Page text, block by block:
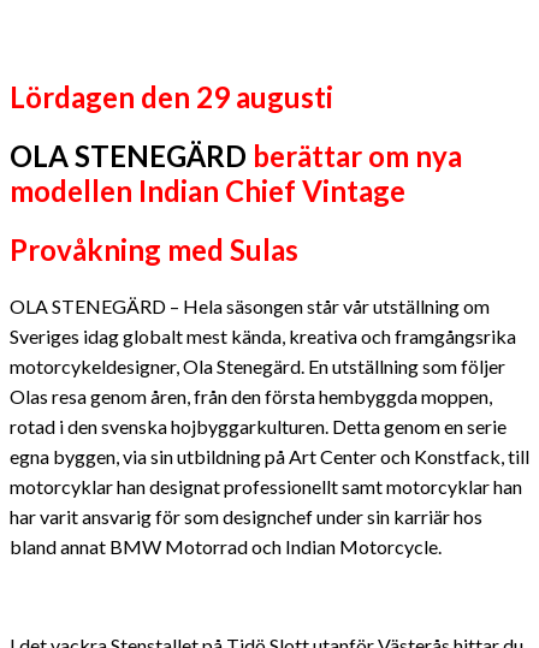
Lördagen den 29 augusti
OLA STENEGÄRD berättar om nya
modellen Indian Chief Vintage
Provåkning med Sulas
OLA STENEGÄRD – Hela säsongen står vår utställning om
Sveriges idag globalt mest kända, kreativa och framgångsrika
motorcykeldesigner, Ola Stenegärd. En utställning som följer
Olas resa genom åren, från den första hembyggda moppen,
rotad i den svenska hojbyggarkulturen. Detta genom en serie
egna byggen, via sin utbildning på Art Center och Konstfack, till
motorcyklar han designat professionellt samt motorcyklar han
har varit ansvarig för som designchef under sin karriär hos
bland annat BMW Motorrad och Indian Motorcycle.